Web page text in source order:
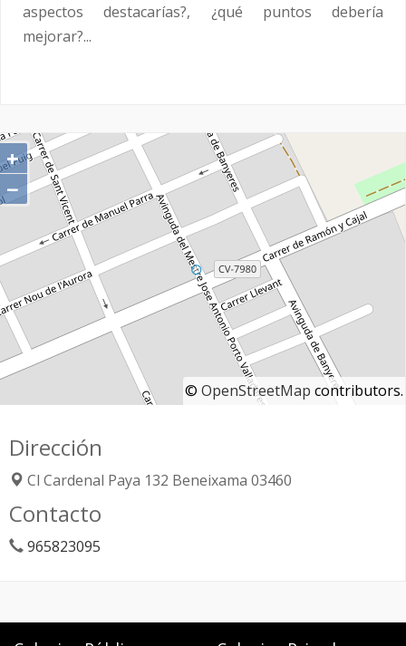
aspectos destacarías?, ¿qué puntos debería
mejorar?...
+
−
© OpenStreetMap contributors.
Dirección
Cl Cardenal Paya 132 Beneixama 03460
Contacto
965823095